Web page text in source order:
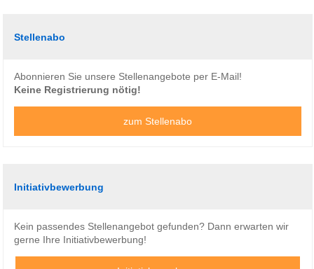
Stellenabo
Abonnieren Sie unsere Stellenangebote per E-Mail!
Keine Registrierung nötig!
zum Stellenabo
Initiativbewerbung
Kein passendes Stellenangebot gefunden? Dann erwarten wir
gerne Ihre Initiativbewerbung!